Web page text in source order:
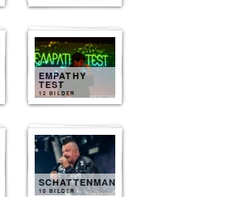
EMPATHY
TEST
12 BILDER
SCHATTENMANN
10 BILDER